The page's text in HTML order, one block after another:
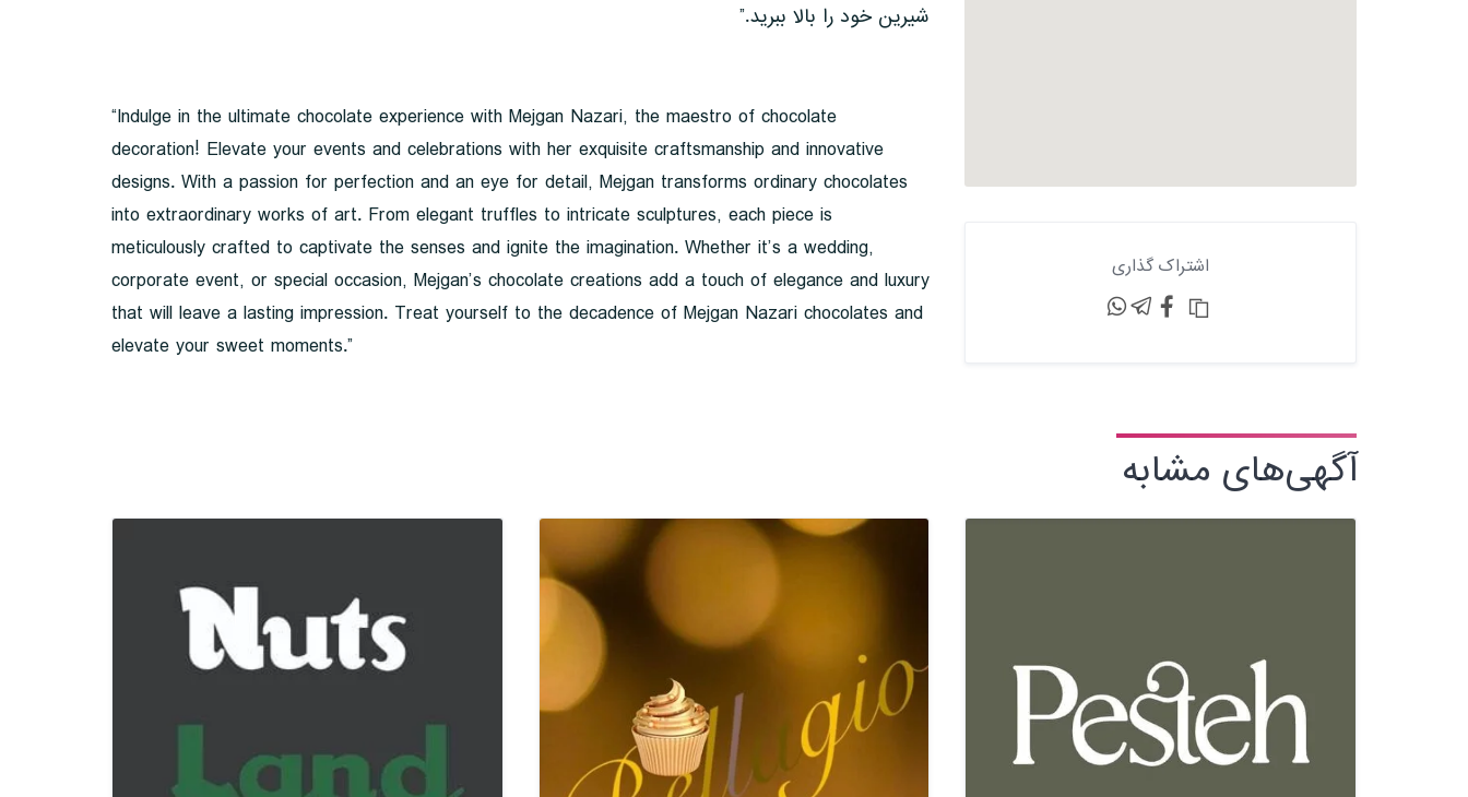
شیرین خود را بالا ببرید.”
“Indulge in the ultimate chocolate experience with Mejgan Nazari, the maestro of chocolate
decoration! Elevate your events and celebrations with her exquisite craftsmanship and innovative
designs. With a passion for perfection and an eye for detail, Mejgan transforms ordinary chocolates
into extraordinary works of art. From elegant truffles to intricate sculptures, each piece is
meticulously crafted to captivate the senses and ignite the imagination. Whether it’s a wedding,
corporate event, or special occasion, Mejgan’s chocolate creations add a touch of elegance and luxury
that will leave a lasting impression. Treat yourself to the decadence of Mejgan Nazari chocolates and
elevate your sweet moments.”
اشتراک گذاری
آگهی‌های مشابه